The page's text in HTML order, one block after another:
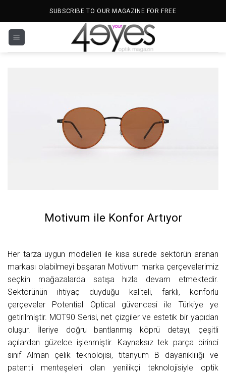
SUBSCRIBE TO OUR MAGAZINE FOR FREE
Motivum ile Konfor Artıyor
Her tarza uygun modelleri ile kısa sürede sektörün aranan
markası olabilmeyi başaran Motivum marka çerçevelerimiz
seçkin mağazalarda satışa hızla devam etmektedir.
Sektörünün ihtiyaç duyduğu kaliteli, farklı, konforlu
çerçeveler Potential Optical güvencesi ile Türkiye ye
getirilmiştir. MOT90 Serisi, net çizgiler ve estetik bir yapıdan
oluşur. İleriye doğru bantlanmış köprü detayı, çeşitli
açılardan güzelce işlenmiştir. Kaynaksız tek parça birinci
sınıf Alman çelik teknolojisi, titanyum B dayanıklılığı ve
patentli menteşeleri olan yenilikçi teknolojisiyle optik